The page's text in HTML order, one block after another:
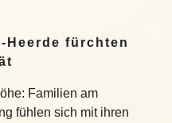
Heerde fürchten
Familien am
fühlen sich mit ihren